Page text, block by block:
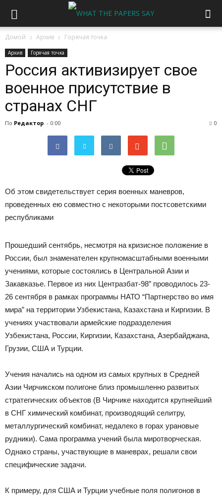
Домой Архив Горячая точка
Архив Горячая точка
Россия активизирует свое
военное присутствие в
странах СНГ
По Редактор - 0:00 0
Об этом свидетельствует серия военных маневров,
проведенных ею совместно с некоторыми постсоветскими
республиками
Прошедший сентябрь, несмотря на кризисное положение в
России, был знаменателен крупномасштабными военными
учениями, которые состоялись в Центральной Азии и
Закавказье. Первое из них Центразбат-98″ проводилось 23-
26 сентября в рамках программы НАТО “Партнерство во имя
мира” на территории Узбекистана, Казахстана и Киргизии. В
учениях участвовали армейские подразделения
Узбекистана, России, Киргизии, Казахстана, Азербайджана,
Грузии, США и Турции.
Учения начались на одном из самых крупных в Средней
Азии Чирчикском полигоне близ промышленно развитых
стратегических объектов (В Чирчике находится крупнейший
в СНГ химический комбинат, производящий селитру,
металлургический комбинат, недалеко в горах урановые
рудники). Сама программа учений была миротворческая.
Однако страны, участвующие в маневрах, решали свои
специфические задачи.
К примеру, для США и Турции учебные поля полигонов в